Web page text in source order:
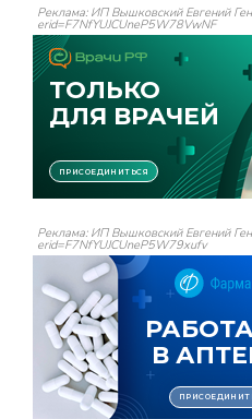
Реклама: ИП Вышковский Евгений
erid=F7NfYUJCUneP5W78VwNF
Реклама: ИП Вышковский Евгений
erid=F7NfYUJCUneP5W79xufv